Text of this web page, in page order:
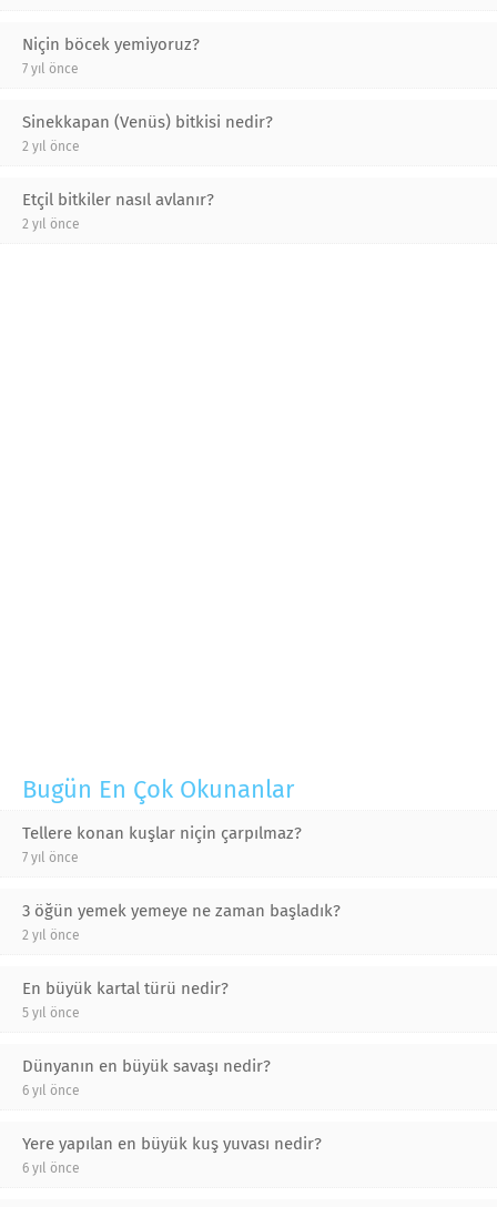
Niçin böcek yemiyoruz?
7 yıl önce
Sinekkapan (Venüs) bitkisi nedir?
2 yıl önce
Etçil bitkiler nasıl avlanır?
2 yıl önce
Bugün En Çok Okunanlar
Tellere konan kuşlar niçin çarpılmaz?
7 yıl önce
3 öğün yemek yemeye ne zaman başladık?
2 yıl önce
En büyük kartal türü nedir?
5 yıl önce
Dünyanın en büyük savaşı nedir?
6 yıl önce
Yere yapılan en büyük kuş yuvası nedir?
6 yıl önce